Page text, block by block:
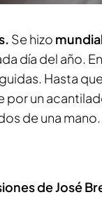
Se hizo
día del año.
Hasta
un
de una mano.
de José